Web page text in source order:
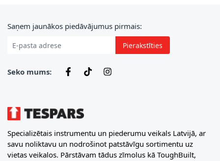
E-pasta adrese
Saņem jaunākos piedāvājumus pirmais:
Pierakstīties
Seko mums:
Specializētais instrumentu un piederumu veikals Latvijā, ar
savu noliktavu un nodrošinot patstāvīgu sortimentu uz
vietas veikalos. Pārstāvam tādus zīmolus kā ToughBuilt,